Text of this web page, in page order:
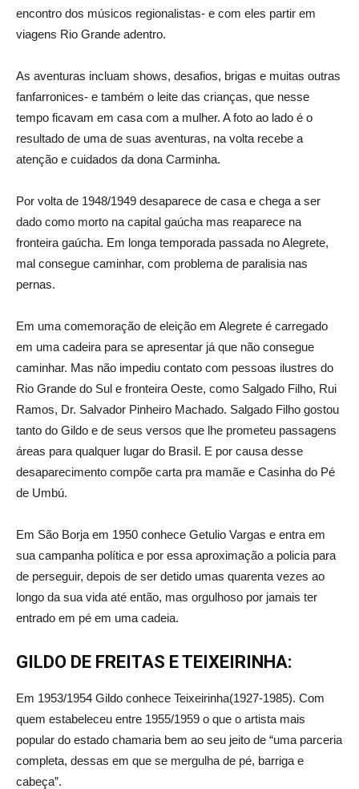
encontro dos músicos regionalistas- e com eles partir em
viagens Rio Grande adentro.
As aventuras incluam shows, desafios, brigas e muitas outras
fanfarronices- e também o leite das crianças, que nesse
tempo ficavam em casa com a mulher. A foto ao lado é o
resultado de uma de suas aventuras, na volta recebe a
atenção e cuidados da dona Carminha.
Por volta de 1948/1949 desaparece de casa e chega a ser
dado como morto na capital gaúcha mas reaparece na
fronteira gaúcha. Em longa temporada passada no Alegrete,
mal consegue caminhar, com problema de paralisia nas
pernas.
Em uma comemoração de eleição em Alegrete é carregado
em uma cadeira para se apresentar já que não consegue
caminhar. Mas não impediu contato com pessoas ilustres do
Rio Grande do Sul e fronteira Oeste, como Salgado Filho, Rui
Ramos, Dr. Salvador Pinheiro Machado. Salgado Filho gostou
tanto do Gildo e de seus versos que lhe prometeu passagens
áreas para qualquer lugar do Brasil. E por causa desse
desaparecimento compõe carta pra mamãe e Casinha do Pé
de Umbú.
Em São Borja em 1950 conhece Getulio Vargas e entra em
sua campanha política e por essa aproximação a policia para
de perseguir, depois de ser detido umas quarenta vezes ao
longo da sua vida até então, mas orgulhoso por jamais ter
entrado em pé em uma cadeia.
GILDO DE FREITAS E TEIXEIRINHA:
Em 1953/1954 Gildo conhece Teixeirinha(1927-1985). Com
quem estabeleceu entre 1955/1959 o que o artista mais
popular do estado chamaria bem ao seu jeito de “uma parceria
completa, dessas em que se mergulha de pé, barriga e
cabeça”.